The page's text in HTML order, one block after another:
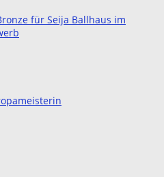
für Seija Ballhaus im